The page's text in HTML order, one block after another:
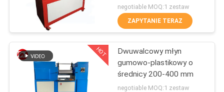
NAS
WYCIECZKA
Prasa
wulkanizacyjna
43
negotiable MOQ:1 zestaw
ZAPYTANIE TERAZ
HOT
Dwuwalcowy młyn
gumowo-plastikowy o
średnicy 200-400 mm
negotiable MOQ:1 zestaw